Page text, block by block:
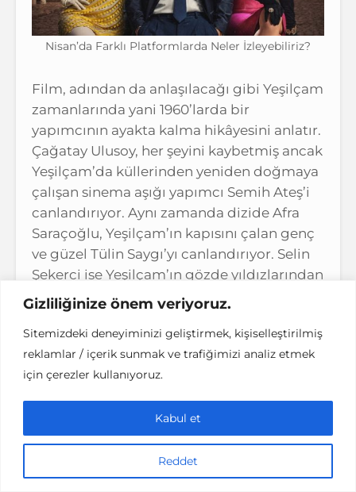
Gizliliğinize önem veriyoruz.
Sitemizdeki deneyiminizi geliştirmek, kişiselleştirilmiş
reklamlar / içerik sunmak ve trafiğimizi analiz etmek
için çerezler kullanıyoruz.
Reddet
Kabul et
Nisan’da Farklı Platformlarda Neler İzleyebiliriz?
Film, adından da anlaşılacağı gibi Yeşilçam
zamanlarında yani 1960’larda bir
yapımcının ayakta kalma hikâyesini anlatır.
Çağatay Ulusoy, her şeyini kaybetmiş ancak
Yeşilçam’da küllerinden yeniden doğmaya
çalışan sinema aşığı yapımcı Semih Ateş’i
canlandırıyor. Aynı zamanda dizide Afra
Saraçoğlu, Yeşilçam’ın kapısını çalan genç
ve güzel Tülin Saygı’yı canlandırıyor. Selin
Şekerci ise Yeşilçam’ın gözde yıldızlarından
Mine Cansu’yu. Ayrıca oyuncu kadrosunda
Altan Erkekli, Yetkin Dikinciler, Özgür
Çevik, Ayta Sözeri ve Bora Akkaş da yer
alıyor. Üstelik yönetmen koltuğunda da
Çağan Irmak var!